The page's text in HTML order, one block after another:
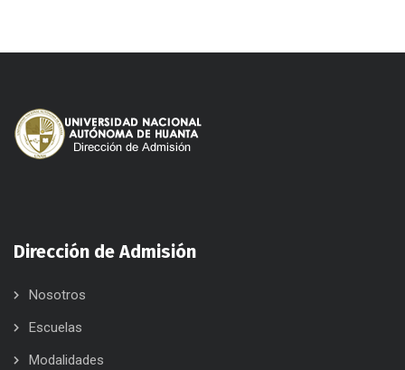
Dirección de Admisión
Nosotros
Escuelas
Modalidades